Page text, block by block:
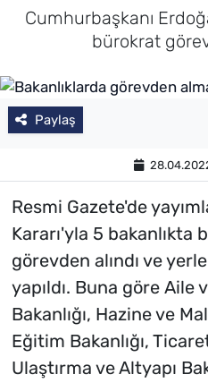
Cumhurbaşkanı
bürokrat
Paylaş
Resmi Gazete'de
Kararı'yla 5 bakanlıkta
görevden alındı ve
yapıldı. Buna göre Aile
Bakanlığı, Hazine ve
Eğitim Bakanlığı,
Ulaştırma ve Altyapı